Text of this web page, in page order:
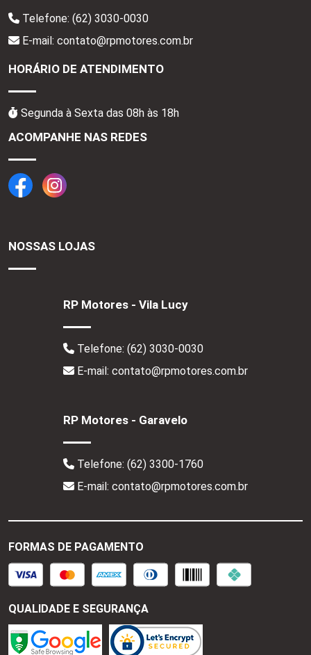
Telefone: (62) 3030-0030
E-mail: contato@rpmotores.com.br
HORÁRIO DE ATENDIMENTO
Segunda à Sexta das 08h às 18h
ACOMPANHE NAS REDES
NOSSAS LOJAS
RP Motores - Vila Lucy
Telefone: (62) 3030-0030
E-mail: contato@rpmotores.com.br
RP Motores - Garavelo
Telefone: (62) 3300-1760
E-mail: contato@rpmotores.com.br
FORMAS DE PAGAMENTO
QUALIDADE E SEGURANÇA